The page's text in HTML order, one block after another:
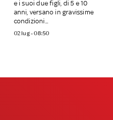
e i suoi due figli, di 5 e 10
anni, versano in gravissime
condizioni...
02 lug - 08:50